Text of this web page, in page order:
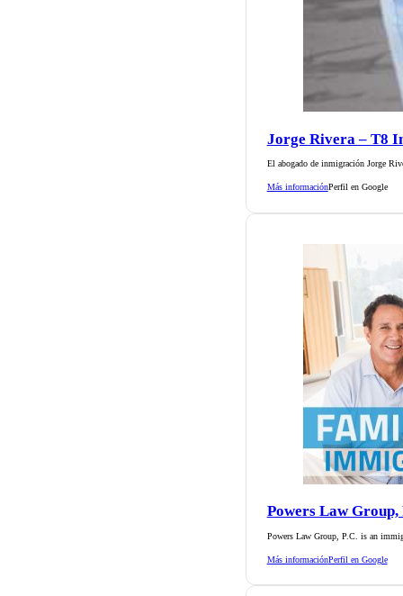
Jorge Rivera – T8
El abogado de inmigración Jorge
Más informaciónPerfil en Google
Powers Law Group,
Powers Law Group, P.C. is an
Más informaciónPerfil en Google